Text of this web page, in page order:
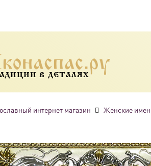
В ДЕТАЛЯХ
интернет магазин Женские